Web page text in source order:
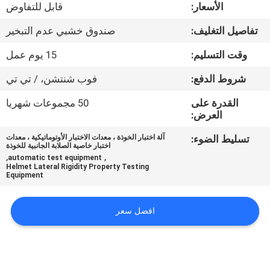
مراقبة
الجودة
اتصل
أخبار
اقتباس
الأسعار:
قابل للتفاوض
تفاصيل التغليف:
صندوق خشبي عدم التبخير
وقت التسليم:
15 يوم عمل
شروط الدفع:
فوب شنتشن، / تي تي
القدرة على
العرض:
50 مجموعات شهريا
تسليط الضوء:
آلة اختبار الخوذة ، معدات الاختبار الأوتوماتيكية ، معدات
اختبار خاصية الصلابة الجانبية للخوذة
,
automatic test equipment
,
Helmet Lateral Rigidity Property Testing
Equipment
افضل سعر